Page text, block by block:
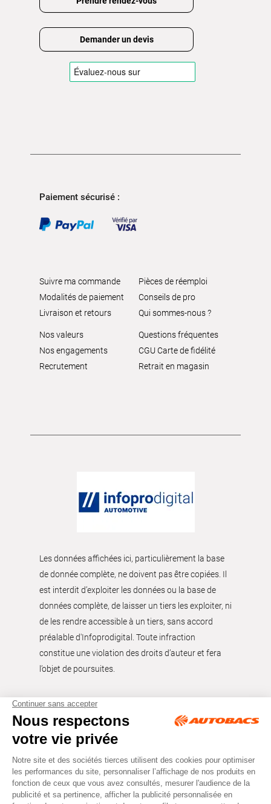
Demander un devis
Paiement sécurisé :
Suivre ma commande
Modalités de paiement
Livraison et retours
Pièces de réemploi
Conseils de pro
Qui sommes-nous ?
Nos valeurs
Nos engagements
Recrutement
Questions fréquentes
CGU Carte de fidélité
Retrait en magasin
Les données affichées ici, particulièrement la base
de donnée complète, ne doivent pas être copiées. Il
est interdit d’exploiter les données ou la base de
données complète, de laisser un tiers les exploiter, ni
de les rendre accessible à un tiers, sans accord
préalable d'Infoprodigital. Toute infraction
constitue une violation des droits d’auteur et fera
l’objet de poursuites.
Tous droits réservés © Autobacs